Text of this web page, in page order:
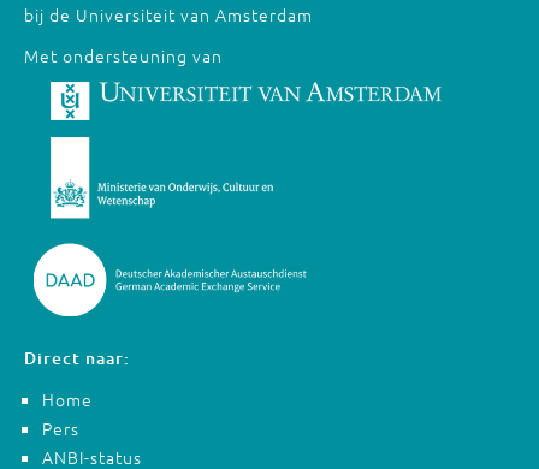
bij de Universiteit van Amsterdam
Met ondersteuning van
Direct naar:
Home
Pers
ANBI-status